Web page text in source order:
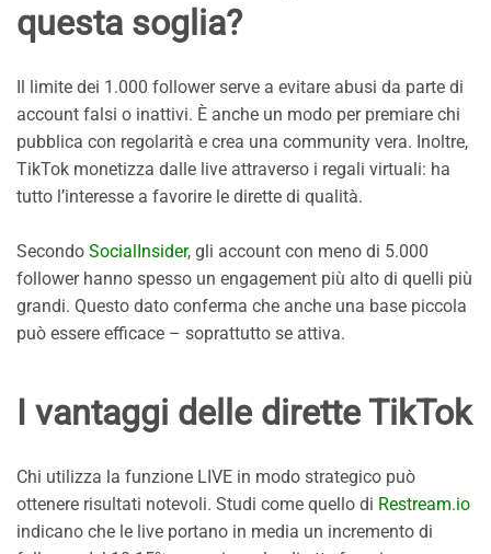
questa soglia?
Il limite dei 1.000 follower serve a evitare abusi da parte di
account falsi o inattivi. È anche un modo per premiare chi
pubblica con regolarità e crea una community vera. Inoltre,
TikTok monetizza dalle live attraverso i regali virtuali: ha
tutto l’interesse a favorire le dirette di qualità.
Secondo SocialInsider, gli account con meno di 5.000
follower hanno spesso un engagement più alto di quelli più
grandi. Questo dato conferma che anche una base piccola
può essere efficace – soprattutto se attiva.
I vantaggi delle dirette TikTok
Chi utilizza la funzione LIVE in modo strategico può
ottenere risultati notevoli. Studi come quello di Restream.io
indicano che le live portano in media un incremento di